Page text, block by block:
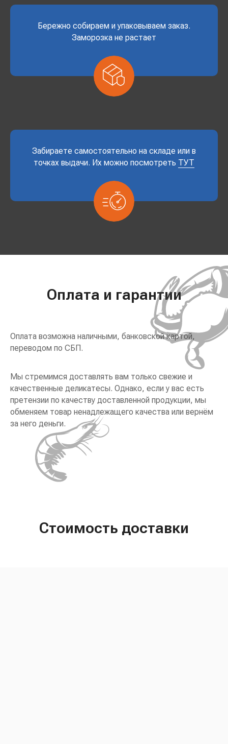
Бережно собираем и упаковываем заказ.
Заморозка не растает
Забираете самостоятельно на складе или в
точках выдачи. Их можно посмотреть ТУТ
Оплата и гарантии
Оплата возможна наличными, банковской картой,
переводом по СБП.
Мы стремимся доставлять вам только свежие и
качественные деликатесы. Однако, если у вас есть
претензии по качеству доставленной продукции, мы
обменяем товар ненадлежащего качества или вернём
за него деньги.
Стоимость доставки